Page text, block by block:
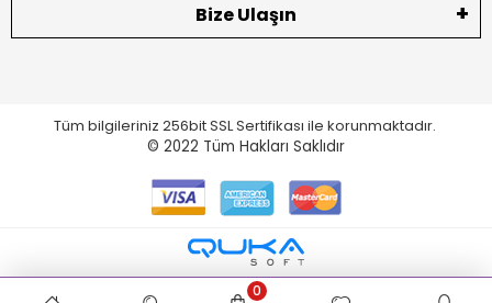
Bize Ulaşın
Tüm bilgileriniz 256bit SSL Sertifikası ile korunmaktadır.
© 2022 Tüm Hakları Saklıdır
0